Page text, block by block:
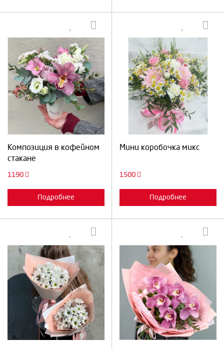
Композиция в кофейном
стакане
1190
Подробнее
Выберите количество:
Продолжить Отмена
Мини коробочка микс
1500
Подробнее
Выберите количество:
Продолжить Отмена
Выберите количество:
Продолжить Отмена
Выберите количество:
Продолжить Отмена